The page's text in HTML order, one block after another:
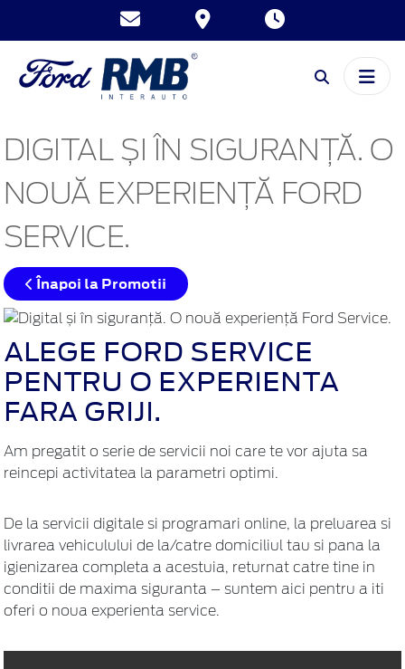
DIGITAL ȘI ÎN SIGURANȚĂ. O
NOUĂ EXPERIENȚĂ FORD
SERVICE.
Înapoi la Promotii
ALEGE FORD SERVICE
PENTRU O EXPERIENTA
FARA GRIJI.
Am pregatit o serie de servicii noi care te vor ajuta sa
reincepi activitatea la parametri optimi.
De la servicii digitale si programari online, la preluarea si
livrarea vehiculului de la/catre domiciliul tau si pana la
igienizarea completa a acestuia, returnat catre tine in
conditii de maxima siguranta – suntem aici pentru a iti
oferi o noua experienta service.